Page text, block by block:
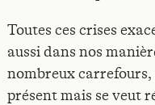
Toutes ces crises
aussi dans nos
nombreux carrefours,
présent mais se veut